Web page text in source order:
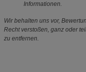
Informationen.
Wir behalten uns vor,
Recht verstoßen, ganz oder
zu entfernen.